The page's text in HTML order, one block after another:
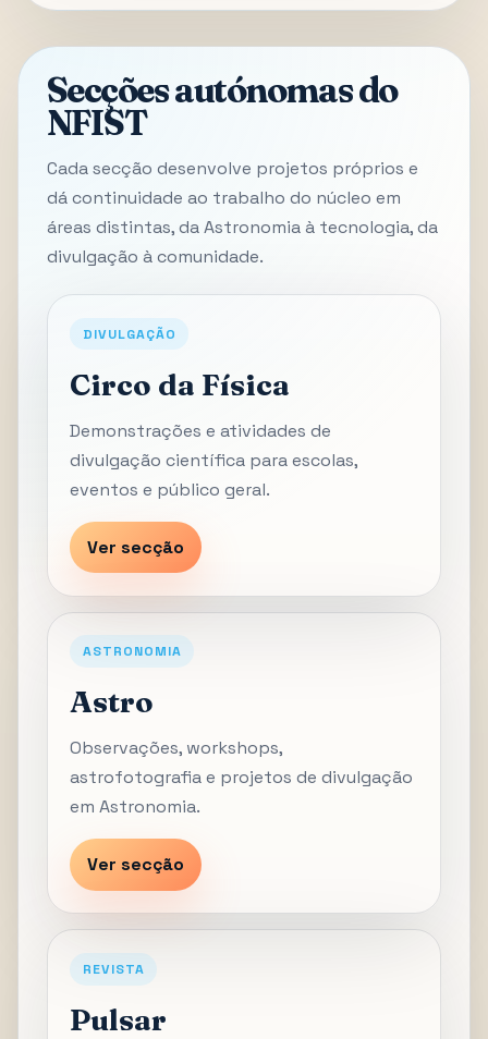
Secções autónomas do
NFIST
Cada secção desenvolve projetos próprios e
dá continuidade ao trabalho do núcleo em
áreas distintas, da Astronomia à tecnologia, da
divulgação à comunidade.
DIVULGAÇÃO
Circo da Física
Demonstrações e atividades de
divulgação científica para escolas,
eventos e público geral.
Ver secção
ASTRONOMIA
Astro
Observações, workshops,
astrofotografia e projetos de divulgação
em Astronomia.
Ver secção
REVISTA
Pulsar